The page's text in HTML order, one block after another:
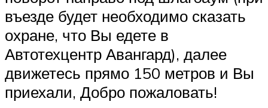
въезде будет необходимо сказать
охране, что Вы едете в
Автотехцентр Авангард), далее
движетесь прямо 150 метров и Вы
приехали, Добро пожаловать!